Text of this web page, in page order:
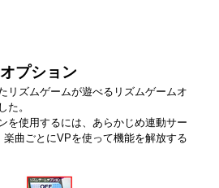
プション
リズムゲームが遊べるリズムゲームオ
た。
を使用するには、あらかじめ連動サー
楽曲ごとにVPを使って機能を解放する